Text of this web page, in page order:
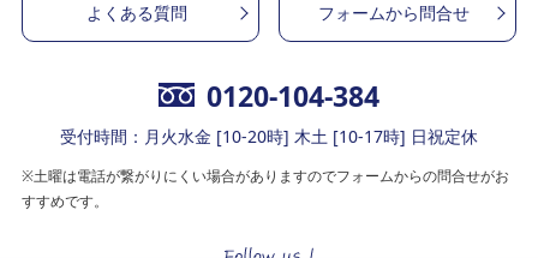
よくある質問 フォームから問合せ
0120-104-384
受付時間：月火水金 [10-20時] 木土 [10-17時] 日祝定休
※土曜は電話が繋がりにくい場合がありますのでフォームからの問合せがお
すすめです。